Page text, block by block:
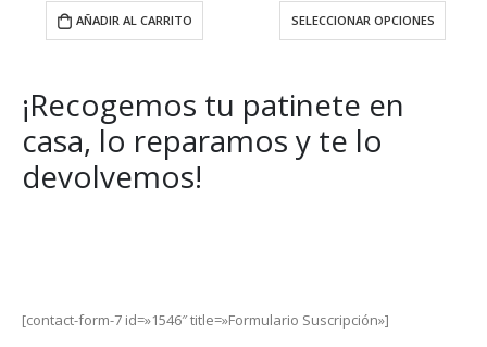
precios:
desde
3,99€
SELECCIONAR OPCIONES AÑADIR AL CARRITO
¡Recogemos tu patinete en
casa, lo reparamos y te lo
devolvemos!
[contact-form-7 id=»1546″ title=»Formulario Suscripción»]